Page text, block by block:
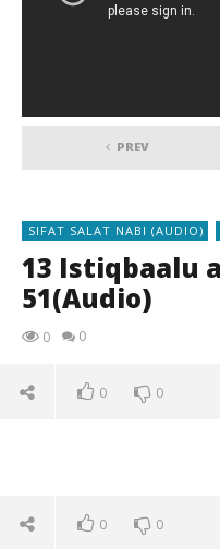
PREV
SIFAT SALAT NABI (AUDIO)
13 Istiqbaalu
51(Audio)
0 0
0 0
0 0